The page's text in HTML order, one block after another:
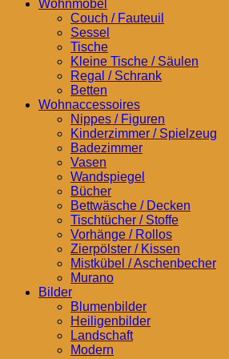
Wohnmöbel
Couch / Fauteuil
Sessel
Tische
Kleine Tische / Säulen
Regal / Schrank
Betten
Wohnaccessoires
Nippes / Figuren
Kinderzimmer / Spielzeug
Badezimmer
Vasen
Wandspiegel
Bücher
Bettwäsche / Decken
Tischtücher / Stoffe
Vorhänge / Rollos
Zierpölster / Kissen
Mistkübel / Aschenbecher
Murano
Bilder
Blumenbilder
Heiligenbilder
Landschaft
Modern